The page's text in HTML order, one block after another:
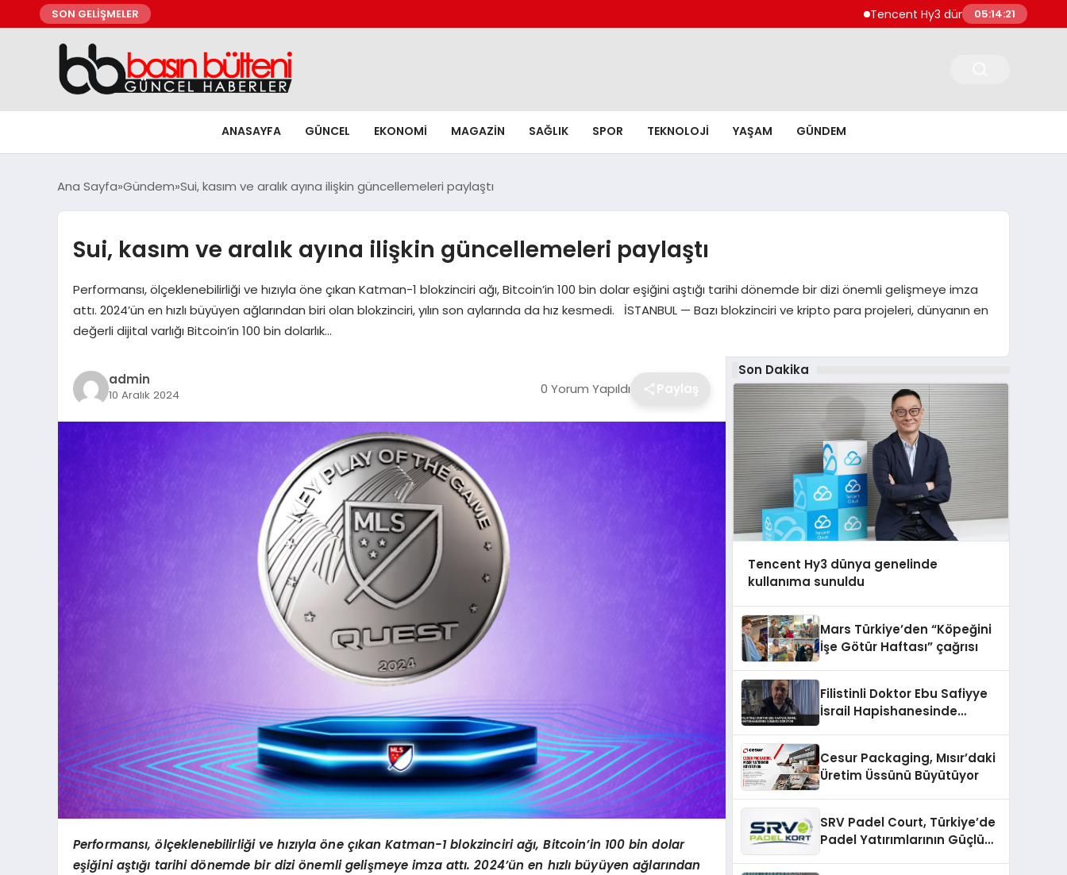
SON GELİŞMELER Tencent Hy3 dünya genelinde kullanıma
05:14:22
ANASAYFA GÜNCEL EKONOMI MAGAZIN SAĞLIK SPOR TEKNOLOJI YAŞAM GÜNDEM
Ana Sayfa Gündem Sui, kasım ve aralık ayına ilişkin güncellemeleri paylaştı
Sui, kasım ve aralık ayına ilişkin güncellemeleri paylaştı
Performansı, ölçeklenebilirliği ve hızıyla öne çıkan Katman-1 blokzinciri ağı, Bitcoin’in 100 bin dolar eşiğini aştığı tarihi dönemde bir dizi önemli gelişmeye imza
attı. 2024’ün en hızlı büyüyen ağlarından biri olan blokzinciri, yılın son aylarında da hız kesmedi. İSTANBUL — Bazı blokzinciri ve kripto para projeleri, dünyanın en
değerli dijital varlığı Bitcoin’in 100 bin dolarlık…
admin
10 Aralık 2024 0 Yorum Yapıldı Paylaş
Performansı,ölçeklenebilirliği ve hızıylaöne çıkan Katman-1 blokzinciri ağı, Bitcoin’in 100 bin dolar
eşiğini aştığı tarihi dönemde bir diziönemli gelişmeye imza attı. 2024’ün en hızlı büyüyen ağlarından
Son Dakika
Tencent Hy3 dünya genelinde
kullanıma sunuldu
Mars Türkiye’den “Köpeğini
İşe Götür Haftası” çağrısı
Filistinli Doktor Ebu Safiyye
İsrail Hapishanesinde
Cesur Packaging, Mısır’daki
Üretim Üssünü Büyütüyor
SRV Padel Court, Türkiye’de
Padel Yatırımlarının Güçlü